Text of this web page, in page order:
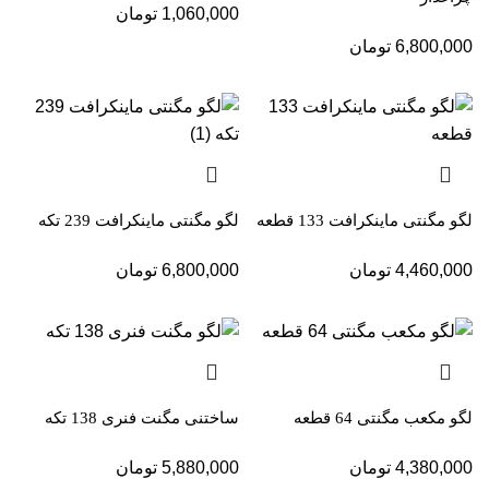
6,800,000 تومان
1,060,000 تومان
لگو مگنتی ماینکرافت 133 قطعه
4,460,000 تومان
لگو مگنتی ماینکرافت 239 تکه
6,800,000 تومان
لگو مکعب مگنتی 64 قطعه
4,380,000 تومان
ساختنی مگنت فنری 138 تکه
5,880,000 تومان